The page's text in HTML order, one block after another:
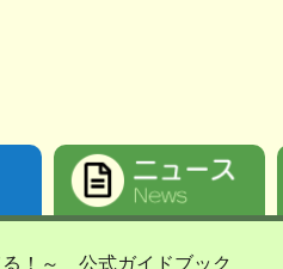
る！～ 公式ガイドブック